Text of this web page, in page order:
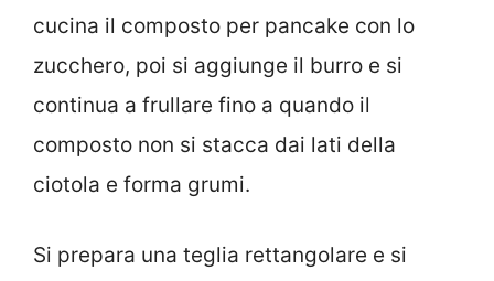
cucina il composto per pancake con lo
zucchero, poi si aggiunge il burro e si
continua a frullare fino a quando il
composto non si stacca dai lati della
ciotola e forma grumi.
Si prepara una teglia rettangolare e si